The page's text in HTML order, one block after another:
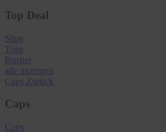
Top Deal
Slips
Tops
Bustier
alle anzeigen
Caps Zurück
Caps
Caps